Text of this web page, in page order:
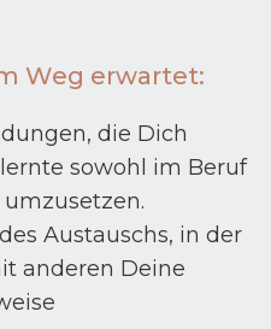
Weg erwartet:
die Dich
sowohl im Beruf
Austauschs, in der
anderen Deine